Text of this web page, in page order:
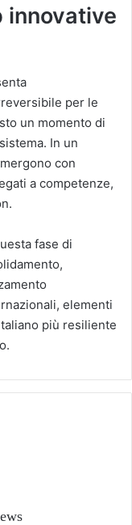
innovative
per le
un momento di
In un
con
a competenze,
fase di
elementi
più resiliente